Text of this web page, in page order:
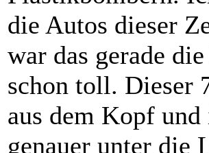
die Autos dieser
war das gerade
schon toll. Dieser
aus dem Kopf
genauer unter die